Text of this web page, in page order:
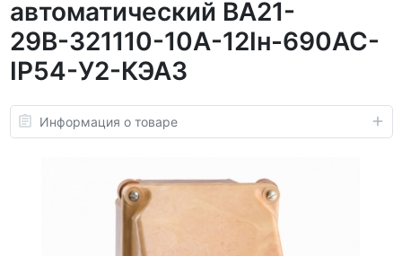
автоматический ВА21-
29В-321110-10А-12Iн-690AC-
IP54-У2-КЭАЗ
Информация о товаре